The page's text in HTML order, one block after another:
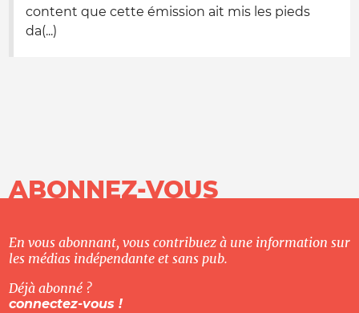
content que cette émission ait mis les pieds
da(...)
ABONNEZ-VOUS
En vous abonnant, vous contribuez à une information sur
les médias indépendante et sans pub.
Déjà abonné ?
connectez-vous !